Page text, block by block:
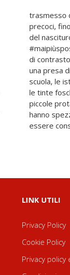
essere
LINK UTILI
Privacy Policy
Cookie Policy
Privacy